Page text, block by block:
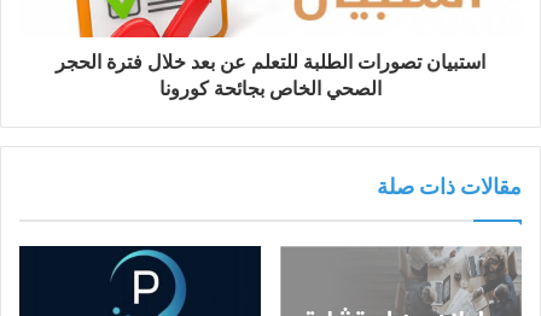
استبيان تصورات الطلبة للتعلم عن بعد خلال فترة الحجر
الصحي الخاص بجائحة كورونا
مقالات ذات صلة